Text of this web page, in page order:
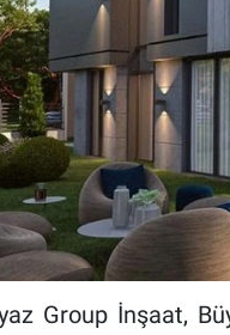
Group İnşaat,